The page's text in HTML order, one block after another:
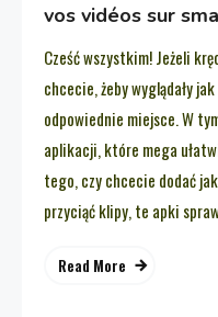
vos vidéos sur
Cześć wszystkim! Jeżeli
chcecie, żeby wyglądały
odpowiednie miejsce. W
aplikacji, które mega
tego, czy chcecie dodać
przyciąć klipy, te apki
Read More